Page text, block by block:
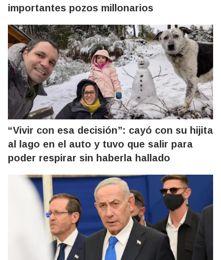
importantes pozos millonarios
“Vivir con esa decisión”: cayó con su hijita
al lago en el auto y tuvo que salir para
poder respirar sin haberla hallado